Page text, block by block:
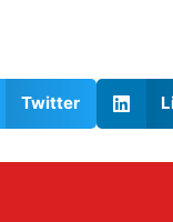
Twitter